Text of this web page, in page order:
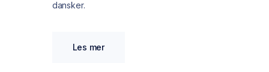
dansker.
Les mer